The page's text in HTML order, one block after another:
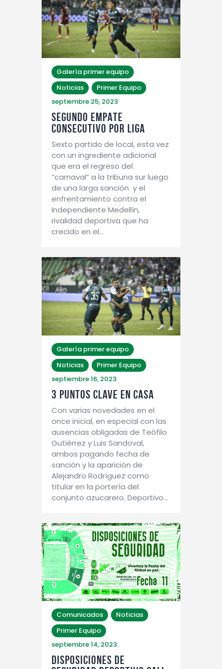
Galería primer equipo
Noticias
Primer Equipo
septiembre 25, 2023
SEGUNDO EMPATE
CONSECUTIVO POR LIGA
Sexto partido de local, esta vez
con un ingrediente adicional
que era el regreso del
“carnaval” a la tribuna sur luego
de una larga sanción y el
enfrentamiento contra el
Independiente Medellín,
rivalidad deportiva que ha
crecido en el…
Galería primer equipo
Noticias
Primer Equipo
septiembre 16, 2023
3 PUNTOS CLAVE EN CASA
Con varias novedades en el
once inicial, en especial con las
ausencias obligadas de Teófilo
Gutiérrez y Luis Sandoval,
ambos pagando fecha de
sanción y la aparición de
Alejandro Rodríguez como
titular en la portería del
conjunto azucarero. Deportivo…
Comunicados
Noticias
Primer Equipo
septiembre 14, 2023
DISPOSICIONES DE